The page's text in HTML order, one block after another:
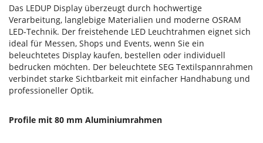
Das LEDUP Display überzeugt durch hochwertige
Verarbeitung, langlebige Materialien und moderne OSRAM
LED-Technik. Der freistehende LED Leuchtrahmen eignet sich
ideal für Messen, Shops und Events, wenn Sie ein
beleuchtetes Display kaufen, bestellen oder individuell
bedrucken möchten. Der beleuchtete SEG Textilspannrahmen
verbindet starke Sichtbarkeit mit einfacher Handhabung und
professioneller Optik.
Profile mit 80 mm Aluminiumrahmen